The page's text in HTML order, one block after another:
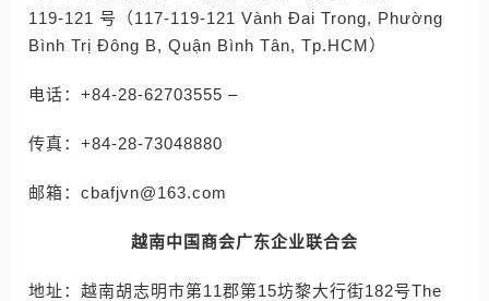
119-121 号（117-119-121 Vành Đai Trong, Phường
Bình Trị Đông B, Quận Bình Tân, Tp.HCM）
电话：+84-28-62703555 –
传真：+84-28-73048880
邮箱：cbafjvn@163.com
越南中国商会广东企业联合会
地址：越南胡志明市第11郡第15坊黎大行街182号The